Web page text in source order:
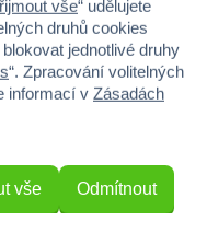
vše“ udělujete
druhů cookies
jednotlivé druhy
“. Zpracování volitelných
informací v Zásadách
Odmítnout
vše